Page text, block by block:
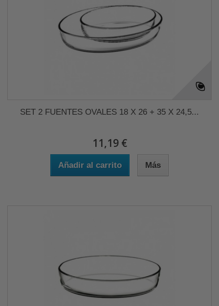
SET 2 FUENTES OVALES 18 X 26 + 35 X 24,5...
11,19 €
Añadir al carrito Más